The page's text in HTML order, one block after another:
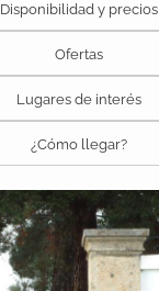
Disponibilidad y precios
Ofertas
Lugares de interés
¿Cómo llegar?